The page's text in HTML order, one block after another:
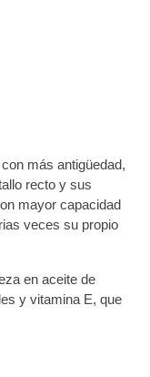
más antigüedad,
recto y sus
mayor capacidad
veces su propio
en aceite de
y vitamina E, que